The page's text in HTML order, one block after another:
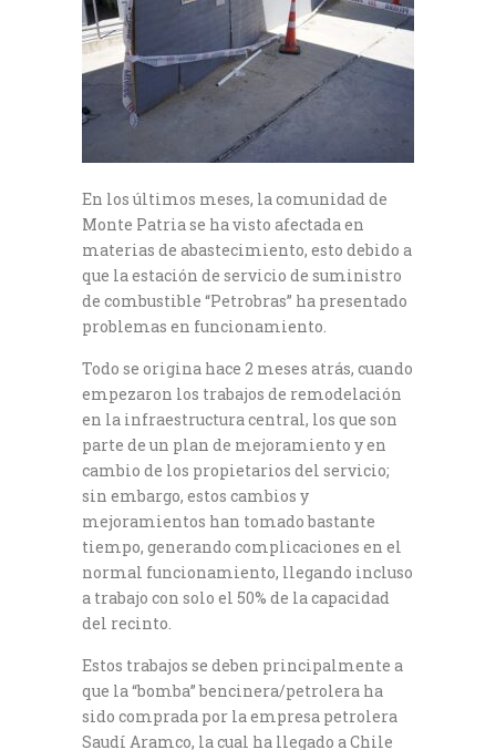
En los últimos meses, la comunidad de
Monte Patria se ha visto afectada en
materias de abastecimiento, esto debido a
que la estación de servicio de suministro
de combustible “Petrobras” ha presentado
problemas en funcionamiento.
Todo se origina hace 2 meses atrás, cuando
empezaron los trabajos de remodelación
en la infraestructura central, los que son
parte de un plan de mejoramiento y en
cambio de los propietarios del servicio;
sin embargo, estos cambios y
mejoramientos han tomado bastante
tiempo, generando complicaciones en el
normal funcionamiento, llegando incluso
a trabajo con solo el 50% de la capacidad
del recinto.
Estos trabajos se deben principalmente a
que la “bomba” bencinera/petrolera ha
sido comprada por la empresa petrolera
Saudí Aramco, la cual ha llegado a Chile